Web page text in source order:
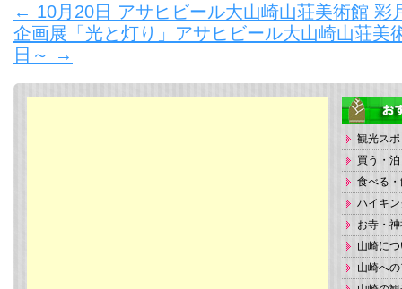
← 10月20日 アサヒビール大山崎山荘美術館 彩
企画展「光と灯り」アサヒビール大山崎山荘美
日～
→
観光ス
買う・
食べる
ハイキ
お寺・
山崎に
山崎へ